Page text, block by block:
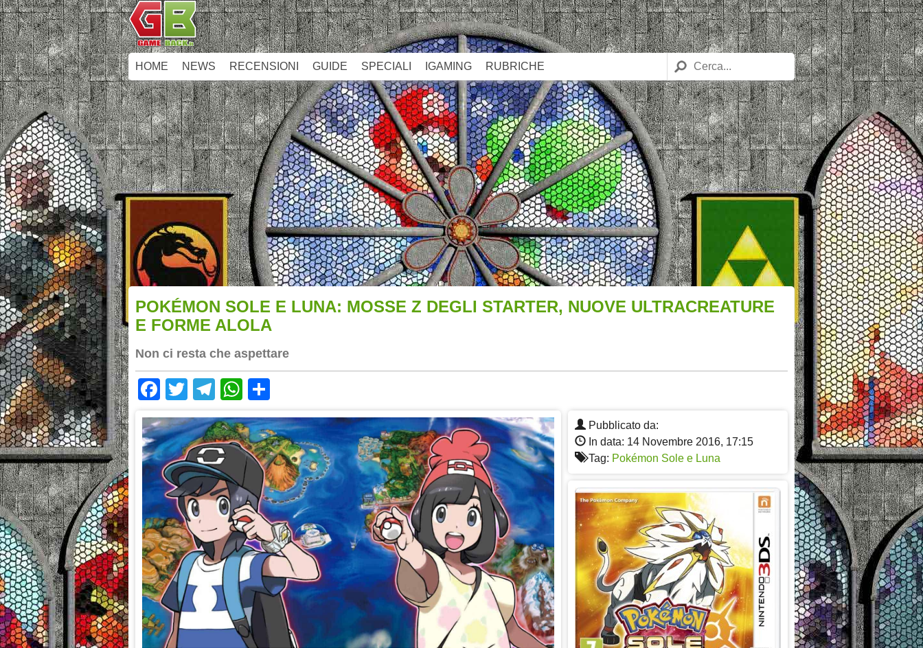
HOME NEWS RECENSIONI GUIDE SPECIALI IGAMING RUBRICHE
POKÉMON SOLE E LUNA: MOSSE Z DEGLI STARTER, NUOVE ULTRACREATURE
E FORME ALOLA
Non ci resta che aspettare
Facebook
TwitterTelegram
WhatsApp
Pubblicato da:
In data: 14 Novembre 2016, 17:15
Tag: Pokémon Sole e Luna